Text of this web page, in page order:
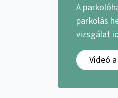
A
parkolás
vizsgálat
Videó